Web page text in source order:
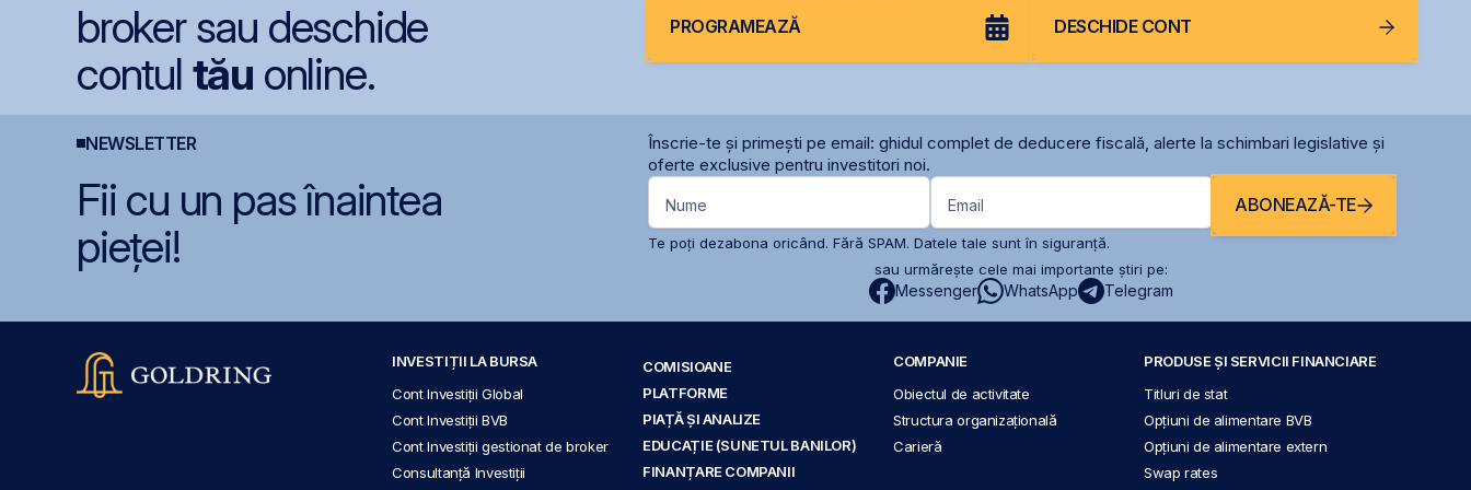
broker sau deschide
contul tău online.
PROGRAMEAZĂ DESCHIDE CONT
NEWSLETTER
Înscrie-te și primești pe email: ghidul complet de deducere fiscală, alerte la schimbari legislative și
oferte exclusive pentru investitori noi.
Fii cu un pas înaintea
pieței!
Nume Email ABONEAZĂ-TE
Te poți dezabona oricând. Fără SPAM. Datele tale sunt în siguranță.
sau urmărește cele mai importante știri pe:
Messenger WhatsApp Telegram
INVESTIȚII LA BURSA
Cont Investiții Global
Cont Investiții BVB
Cont Investiții gestionat de broker
Consultanță Investiții
COMISIOANE
PLATFORME
PIAȚĂ ȘI ANALIZE
EDUCAȚIE (SUNETUL BANILOR)
FINANȚARE COMPANII
COMPANIE
Obiectul de activitate
Structura organizațională
Carieră
PRODUSE ȘI SERVICII FINANCIARE
Titluri de stat
Opțiuni de alimentare BVB
Opțiuni de alimentare extern
Swap rates